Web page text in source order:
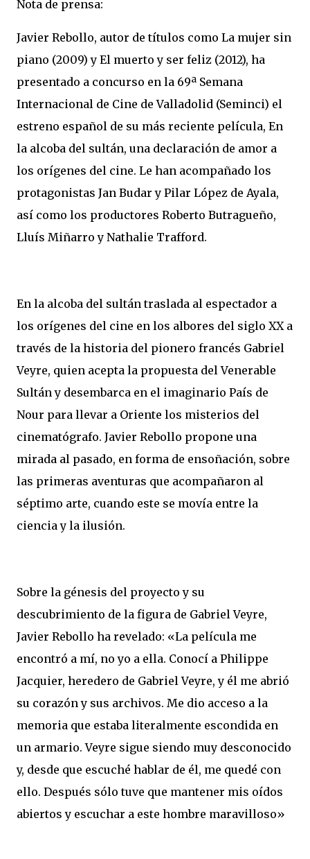
Nota de prensa:
Javier Rebollo, autor de títulos como La mujer sin
piano (2009) y El muerto y ser feliz (2012), ha
presentado a concurso en la 69ª Semana
Internacional de Cine de Valladolid (Seminci) el
estreno español de su más reciente película, En
la alcoba del sultán, una declaración de amor a
los orígenes del cine. Le han acompañado los
protagonistas Jan Budar y Pilar López de Ayala,
así como los productores Roberto Butragueño,
Lluís Miñarro y Nathalie Trafford.
En la alcoba del sultán traslada al espectador a
los orígenes del cine en los albores del siglo XX a
través de la historia del pionero francés Gabriel
Veyre, quien acepta la propuesta del Venerable
Sultán y desembarca en el imaginario País de
Nour para llevar a Oriente los misterios del
cinematógrafo. Javier Rebollo propone una
mirada al pasado, en forma de ensoñación, sobre
las primeras aventuras que acompañaron al
séptimo arte, cuando este se movía entre la
ciencia y la ilusión.
Sobre la génesis del proyecto y su
descubrimiento de la figura de Gabriel Veyre,
Javier Rebollo ha revelado: «La película me
encontró a mí, no yo a ella. Conocí a Philippe
Jacquier, heredero de Gabriel Veyre, y él me abrió
su corazón y sus archivos. Me dio acceso a la
memoria que estaba literalmente escondida en
un armario. Veyre sigue siendo muy desconocido
y, desde que escuché hablar de él, me quedé con
ello. Después sólo tuve que mantener mis oídos
abiertos y escuchar a este hombre maravilloso»